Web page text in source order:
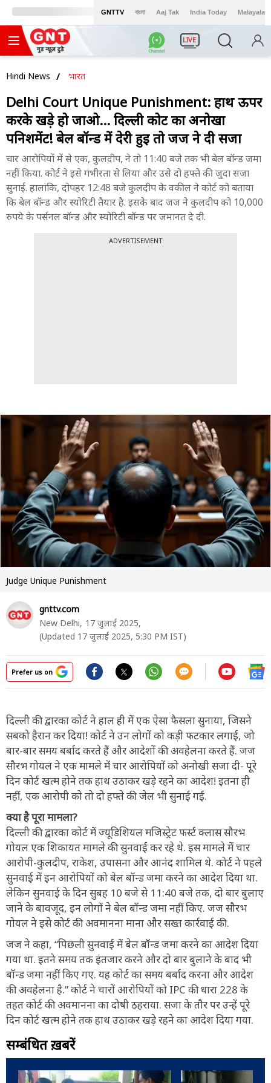
GNTTV বাংলা Aaj Tak India Today Malayalam
LIVE
Hindi News भारत
Delhi Court Unique Punishment: हाथ ऊपर
करके खड़े हो जाओ... दिल्ली कोर्ट का अनोखा
पनिशमेंट! बेल बॉन्ड में देरी हुई तो जज ने दी सजा
चार आरोपियों में से एक, कुलदीप, ने तो 11:40 बजे तक भी बेल बॉन्ड जमा
नहीं किया. कोर्ट ने इसे गंभीरता से लिया और उसे दो हफ्ते की जुदा सजा
सुनाई. हालांकि, दोपहर 12:48 बजे कुलदीप के वकील ने कोर्ट को बताया
कि बेल बॉन्ड और स्योरिटी तैयार है. इसके बाद जज ने कुलदीप को 10,000
रुपये के पर्सनल बॉन्ड और स्योरिटी बॉन्ड पर जमानत दे दी.
ADVERTISEMENT
Judge Unique Punishment
gnttv.com
New Delhi, 17 जुलाई 2025,
(Updated 17 जुलाई 2025, 5:30 PM IST)
Prefer us on
दिल्ली की द्वारका कोर्ट ने हाल ही में एक ऐसा फैसला सुनाया, जिसने
सबको हैरान कर दिया! कोर्ट ने उन लोगों को कड़ी फटकार लगाई, जो
बार-बार समय बर्बाद करते हैं और आदेशों की अवहेलना करते हैं. जज
सौरभ गोयल ने एक मामले में चार आरोपियों को अनोखी सजा दी- पूरे
दिन कोर्ट खत्म होने तक हाथ उठाकर खड़े रहने का आदेश! इतना ही
नहीं, एक आरोपी को तो दो हफ्ते की जेल भी सुनाई गई.
क्या है पूरा मामला?
दिल्ली की द्वारका कोर्ट में ज्यूडिशियल मजिस्ट्रेट फर्स्ट क्लास सौरभ
गोयल एक शिकायत मामले की सुनवाई कर रहे थे. इस मामले में चार
आरोपी-कुलदीप, राकेश, उपासना और आनंद शामिल थे. कोर्ट ने पहले
सुनवाई में इन आरोपियों को बेल बॉन्ड जमा करने का आदेश दिया था.
लेकिन सुनवाई के दिन सुबह 10 बजे से 11:40 बजे तक, दो बार बुलाए
जाने के बावजूद, इन लोगों ने बेल बॉन्ड जमा नहीं किए. जज सौरभ
गोयल ने इसे कोर्ट की अवमानना माना और सख्त कार्रवाई की.
जज ने कहा, “पिछली सुनवाई में बेल बॉन्ड जमा करने का आदेश दिया
गया था. इतने समय तक इंतजार करने और दो बार बुलाने के बाद भी
बॉन्ड जमा नहीं किए गए. यह कोर्ट का समय बर्बाद करना और आदेश
की अवहेलना है.” कोर्ट ने चारों आरोपियों को IPC की धारा 228 के
तहत कोर्ट की अवमानना का दोषी ठहराया. सजा के तौर पर उन्हें पूरे
दिन कोर्ट खत्म होने तक हाथ उठाकर खड़े रहने का आदेश दिया गया.
सम्बंधित ख़बरें